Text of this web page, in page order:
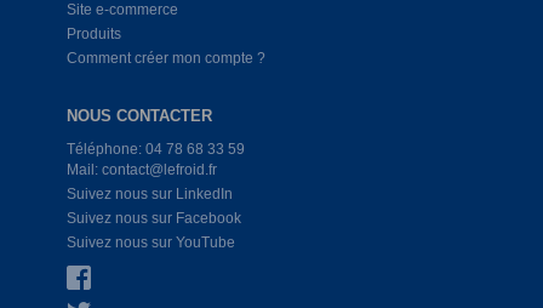
Site e-commerce
Produits
Comment créer mon compte ?
NOUS CONTACTER
Téléphone: 04 78 68 33 59
Mail: contact@lefroid.fr
Suivez nous sur LinkedIn
Suivez nous sur Facebook
Suivez nous sur YouTube